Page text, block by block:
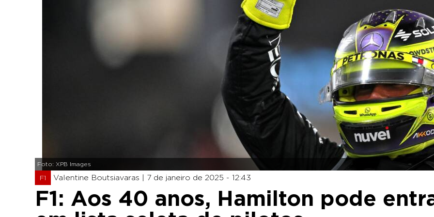
Foto: XPB Images
F1 Valentine Boutsiavaras | 7 de janeiro de 2025 - 12:43
F1: Aos 40 anos, Hamilton pode